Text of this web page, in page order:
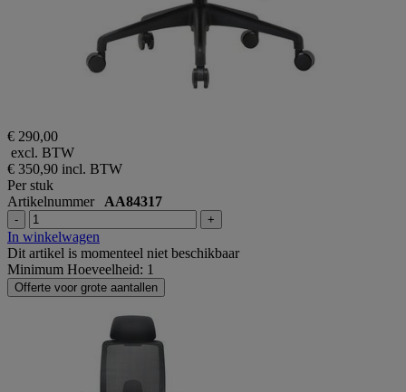
€ 290,00
excl. BTW
€ 350,90 incl. BTW
Per stuk
Artikelnummer AA84317
- +
In winkelwagen
Dit artikel is momenteel niet beschikbaar
Minimum Hoeveelheid: 1
Offerte voor grote aantallen